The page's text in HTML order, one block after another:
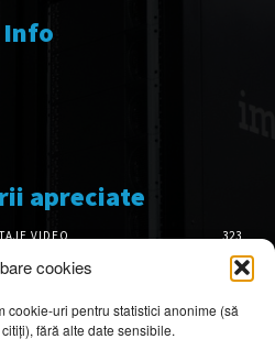
cookies
cookie-uri pentru statistici anonime (să
fără alte date sensibile.
Info
apreciate
VIDEO
323
INTERIOARE
126
INTERIOR
64
& DESIGN